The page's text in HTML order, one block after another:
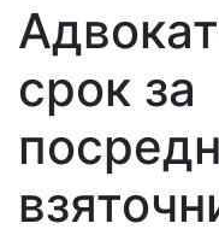
срок за